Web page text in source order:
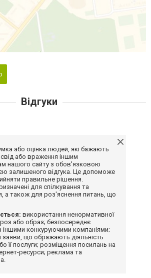
Відгуки
або оцінка людей, які бажають
або враження іншим
нашого сайту з обов'язковою
залишеного відгука. Це допоможе
правильне рішення.
для спілкування та
а також для роз'яснення питань, що
використання ненормативної
або образ; безпосереднє
іншими конкуруючими компаніями;
заяви, що ображають діяльність
її послуги; розміщення посилань на
ресурси; реклама та